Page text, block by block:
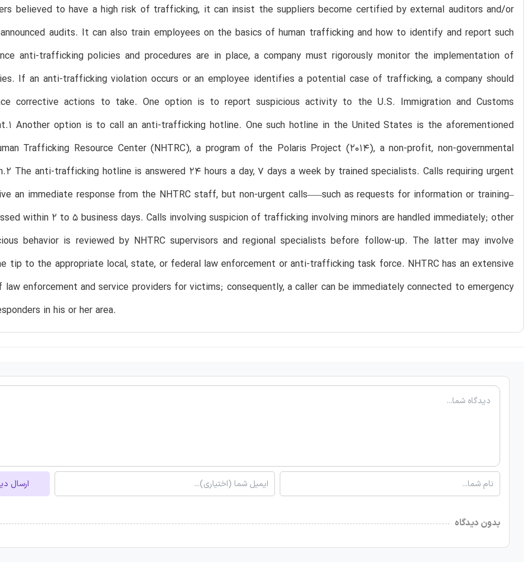
believed to have a high risk of trafficking, it can insist the suppliers become certified by external auditors and/or
audits. It can also train employees on the basics of human trafficking and how to identify and report such
anti-trafficking policies and procedures are in place, a company must rigorously monitor the implementation of
If an anti-trafficking violation occurs or an employee identifies a potential case of trafficking, a company should
corrective actions to take. One option is to report suspicious activity to the U.S. Immigration and Customs
Another option is to call an anti-trafficking hotline. One such hotline in the United States is the aforementioned
Trafficking Resource Center (NHTRC), a program of the Polaris Project (2014), a non-profit, non-governmental
The anti-trafficking hotline is answered 24 hours a day, 7 days a week by trained specialists. Calls requiring urgent
an immediate response from the NHTRC staff, but non-urgent calls–—such as requests for information or training–
within 2 to 5 business days. Calls involving suspicion of trafficking involving minors are handled immediately; other
behavior is reviewed by NHTRC supervisors and regional specialists before follow-up. The latter may involve
tip to the appropriate local, state, or federal law enforcement or anti-trafficking task force. NHTRC has an extensive
law enforcement and service providers for victims; consequently, a caller can be immediately connected to emergency
in his or her area.
ارسال
بدون دیدگاه